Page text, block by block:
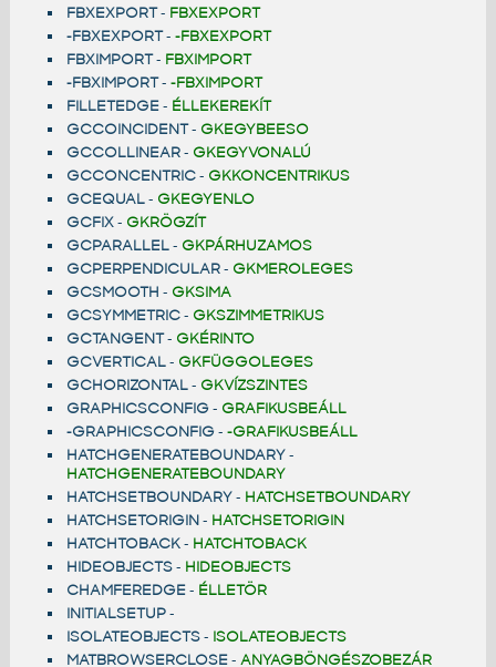
FBXEXPORT- FBXEXPORT
-FBXEXPORT- -FBXEXPORT
FBXIMPORT- FBXIMPORT
-FBXIMPORT- -FBXIMPORT
FILLETEDGE- ÉLLEKEREKÍT
GCCOINCIDENT- GKEGYBEESO
GCCOLLINEAR- GKEGYVONALÚ
GCCONCENTRIC- GKKONCENTRIKUS
GCEQUAL- GKEGYENLO
GCFIX- GKRÖGZÍT
GCPARALLEL- GKPÁRHUZAMOS
GCPERPENDICULAR- GKMEROLEGES
GCSMOOTH - GKSIMA
GCSYMMETRIC- GKSZIMMETRIKUS
GCTANGENT- GKÉRINTO
GCVERTICAL- GKFÜGGOLEGES
GCHORIZONTAL- GKVÍZSZINTES
GRAPHICSCONFIG- GRAFIKUSBEÁLL
-GRAPHICSCONFIG- -GRAFIKUSBEÁLL
HATCHGENERATEBOUNDARY-
HATCHGENERATEBOUNDARY
HATCHSETBOUNDARY- HATCHSETBOUNDARY
HATCHSETORIGIN- HATCHSETORIGIN
HATCHTOBACK- HATCHTOBACK
HIDEOBJECTS- HIDEOBJECTS
CHAMFEREDGE- ÉLLETÖR
INITIALSETUP-
ISOLATEOBJECTS- ISOLATEOBJECTS
MATBROWSERCLOSE- ANYAGBÖNGÉSZOBEZÁR